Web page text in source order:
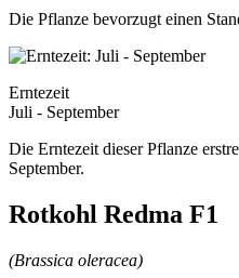
Die Pflanze bevorzugt einen
Erntezeit
Juli - September
Die Erntezeit dieser Pflanze
September.
Rotkohl Redma F1
(Brassica oleracea)